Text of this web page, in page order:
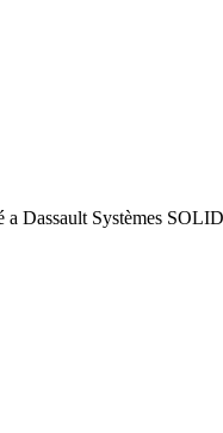
a Dassault Systèmes